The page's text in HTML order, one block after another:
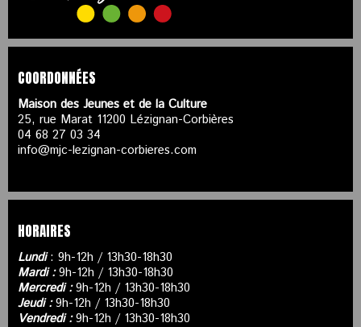
COORDONNÉES
Maison des Jeunes et de la Culture
25, rue Marat 11200 Lézignan-Corbières
04 68 27 03 34
info@mjc-lezignan-corbieres.com
HORAIRES
Lundi: 9h-12h / 13h30-18h30
Mardi :9h-12h / 13h30-18h30
Mercredi :9h-12h / 13h30-18h30
Jeudi :9h-12h / 13h30-18h30
Vendredi :9h-12h / 13h30-18h30